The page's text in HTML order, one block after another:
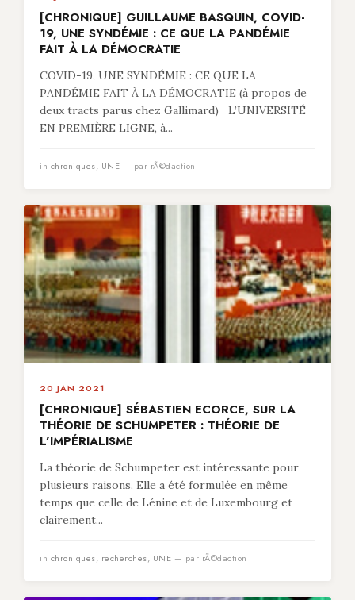
[CHRONIQUE] GUILLAUME BASQUIN, COVID-
19, UNE SYNDÉMIE : CE QUE LA PANDÉMIE
FAIT À LA DÉMOCRATIE
COVID-19, UNE SYNDÉMIE : CE QUE LA
PANDÉMIE FAIT À LA DÉMOCRATIE (à propos de
deux tracts parus chez Gallimard) L’UNIVERSITÉ
EN PREMIÈRE LIGNE, à...
in chroniques, UNE — par rÃ©daction
20 JAN 2021
[CHRONIQUE] SÉBASTIEN ECORCE, SUR LA
THÉORIE DE SCHUMPETER : THÉORIE DE
L’IMPÉRIALISME
La théorie de Schumpeter est intéressante pour
plusieurs raisons. Elle a été formulée en même
temps que celle de Lénine et de Luxembourg et
clairement...
in chroniques, recherches, UNE — par rÃ©daction